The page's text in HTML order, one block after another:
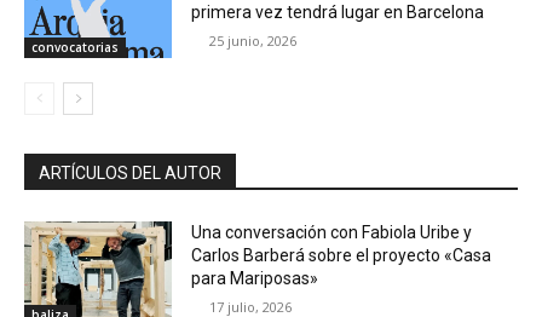
convocatorias
primera vez tendrá lugar en Barcelona
25 junio, 2026
ARTÍCULOS DEL AUTOR
Una conversación con Fabiola Uribe y
Carlos Barberá sobre el proyecto «Casa
para Mariposas»
17 julio, 2026